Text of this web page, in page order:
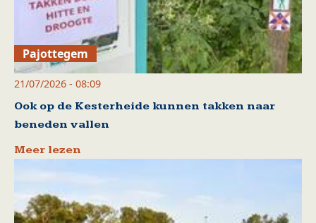
Pajottegem
21/07/2026 - 08:09
Ook op de Kesterheide kunnen takken naar
beneden vallen
Meer lezen